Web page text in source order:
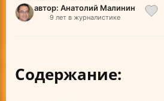
автор: Анатолий Малинин
9 лет в журналистике
Содержание: